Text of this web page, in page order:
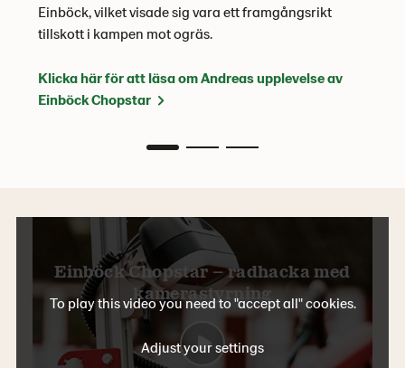
Einböck, vilket visade sig vara ett framgångsrikt
tillskott i kampen mot ogräs.
Klicka här för att läsa om Andreas upplevelse av
Einböck Chopstar
Einböck Chopstar – radhacka med
kamerastyrning
To play this video you need to "accept all" cookies.
Adjust your settings